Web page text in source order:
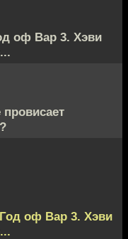
оф Вар 3. Хэви
оф Вар 3. Хэви